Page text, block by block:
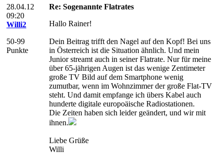
28.04.12
09:20
Willi2
50-99
Punkte
Re: Sogenannte Flatrates
Hallo Rainer!
Dein Beitrag trifft den Nagel auf den Kopf! Bei uns
in Österreich ist die Situation ähnlich. Und mein
Junior streamt auch in seiner Flatrate. Nur für meine
über 65-jährigen Augen ist das wenige Zentimeter
große TV Bild auf dem Smartphone wenig
zumutbar, wenn im Wohnzimmer der große Flat-TV
steht. Und damit empfange ich übers Kabel auch
hunderte digitale europoäische Radiostationen.
Die Zeiten haben sich leider geändert, und wir mit
ihnen.
Liebe Grüße
Willi